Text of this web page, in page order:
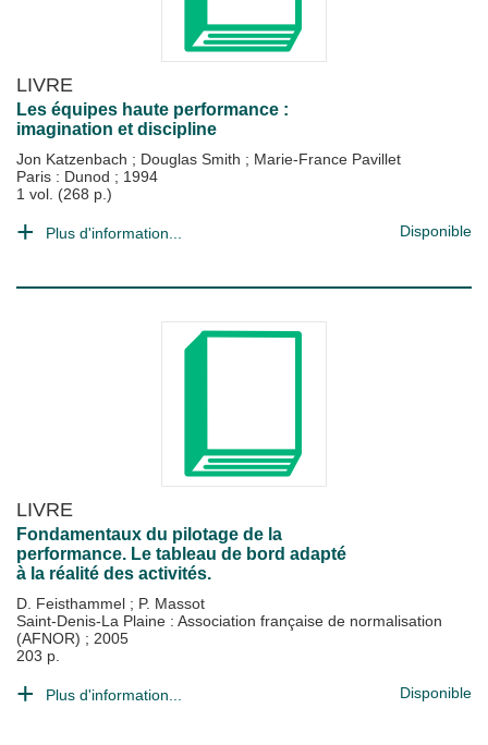
LIVRE
Les équipes haute performance :
imagination et discipline
Jon Katzenbach ; Douglas Smith ; Marie-France Pavillet
Paris : Dunod ; 1994
1 vol. (268 p.)
Plus d'information... Disponible
LIVRE
Fondamentaux du pilotage de la
performance. Le tableau de bord adapté
à la réalité des activités.
D. Feisthammel ; P. Massot
Saint-Denis-La Plaine : Association française de normalisation
(AFNOR) ; 2005
203 p.
Plus d'information... Disponible